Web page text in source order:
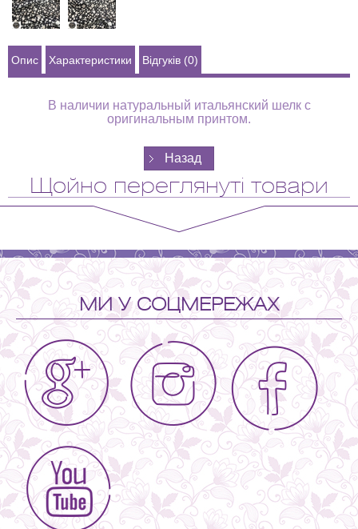
Опис Характеристики Відгуків (0)
В наличии натуральный итальянский шелк с
оригинальным принтом.
Щойно переглянуті товари
МИ У СОЦМЕРЕЖАХ